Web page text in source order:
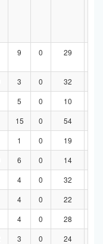
9 0 29
3 0 32
5 0 10
15 0 54
1 0 19
6 0 14
4 0 32
4 0 22
4 0 28
3 0 24